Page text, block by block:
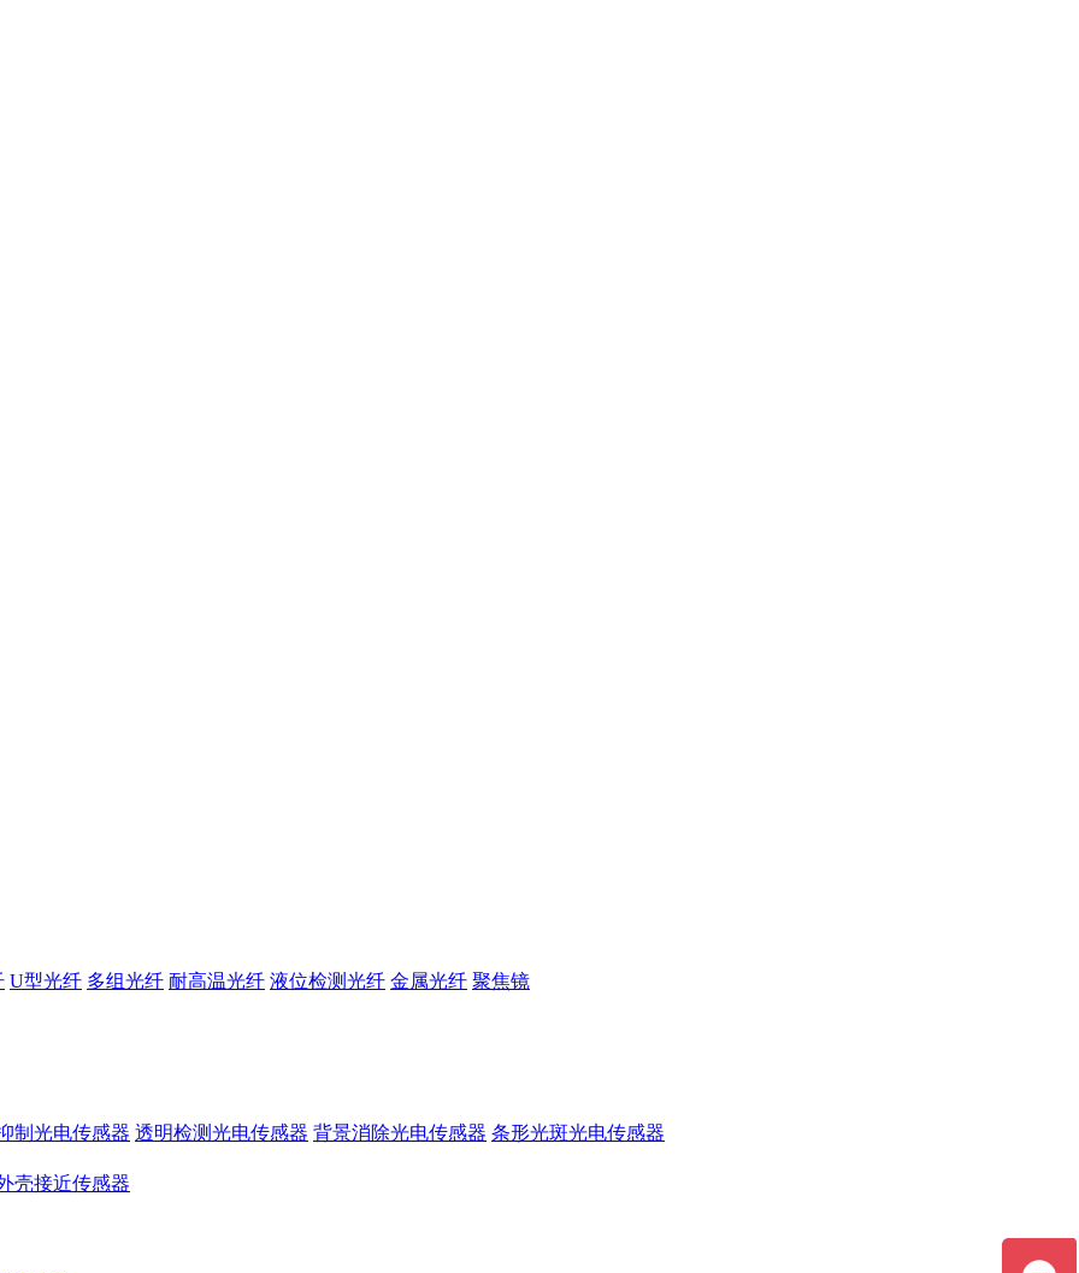
U型光纤 多组光纤 耐高温光纤 液位检测光纤 金属光纤 聚焦镜
制光电传感器 透明检测光电传感器 背景消除光电传感器 条形光斑光电传感器
壳接近传感器